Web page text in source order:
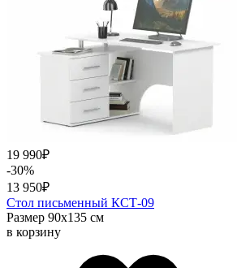
19 990₽
-30%
13 950₽
Стол письменный КСТ-09
Размер 90х135 см
в корзину